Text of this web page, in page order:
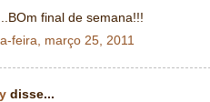
final de semana!!!
feira, março 25, 2011
disse...